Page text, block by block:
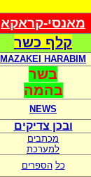
מאנסי-קראקא
קלף כשר
MAZAKEI HARABIM
בשר
בהמה
NEWS
ובכן צדיקים
מכתבים
למערכת
כל הספרים